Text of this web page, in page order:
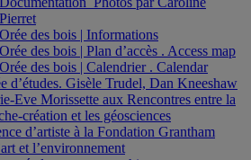
Pierret
Orée des bois | Informations
Orée des bois | Plan d’accès . Access map
Orée des bois | Calendrier . Calendar
d’études. Gisèle Trudel, Dan Kneeshaw
Eve Morissette aux Rencontres entre la
création et les géosciences
d’artiste à la Fondation Grantham
et l’environnement